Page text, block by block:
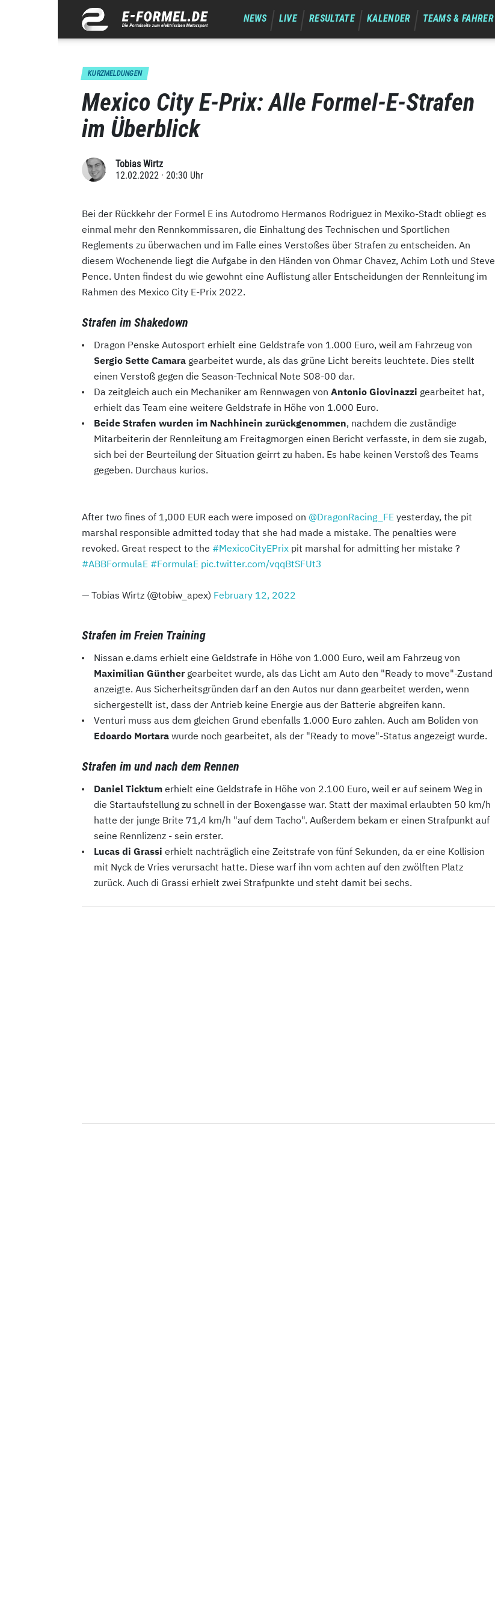
NEWS LIVE RESULTATE KALENDER TEAMS & FAHRER
KURZMELDUNGEN
Mexico City E-Prix: Alle Formel-E-Strafen
im Überblick
Tobias Wirtz
12.02.2022 · 20:30 Uhr
Bei der Rückkehr der Formel E ins Autodromo Hermanos Rodriguez in Mexiko-Stadt obliegt es
einmal mehr den Rennkommissaren, die Einhaltung des Technischen und Sportlichen
Reglements zu überwachen und im Falle eines Verstoßes über Strafen zu entscheiden. An
diesem Wochenende liegt die Aufgabe in den Händen von Ohmar Chavez, Achim Loth und Steve
Pence. Unten findest du wie gewohnt eine Auflistung aller Entscheidungen der Rennleitung im
Rahmen des Mexico City E-Prix 2022.
Strafen im Shakedown
Dragon Penske Autosport erhielt eine Geldstrafe von 1.000 Euro, weil am Fahrzeug von
Sergio Sette Camara gearbeitet wurde, als das grüne Licht bereits leuchtete. Dies stellt
einen Verstoß gegen die Season-Technical Note S08-00 dar.
Da zeitgleich auch ein Mechaniker am Rennwagen von Antonio Giovinazzi gearbeitet hat,
erhielt das Team eine weitere Geldstrafe in Höhe von 1.000 Euro.
Beide Strafen wurden im Nachhinein zurückgenommen, nachdem die zuständige
Mitarbeiterin der Rennleitung am Freitagmorgen einen Bericht verfasste, in dem sie zugab,
sich bei der Beurteilung der Situation geirrt zu haben. Es habe keinen Verstoß des Teams
gegeben. Durchaus kurios.
After two fines of 1,000 EUR each were imposed on @DragonRacing_FE yesterday, the pit
marshal responsible admitted today that she had made a mistake. The penalties were
revoked. Great respect to the #MexicoCityEPrix pit marshal for admitting her mistake ?
#ABBFormulaE #FormulaE pic.twitter.com/vqqBtSFUt3
— Tobias Wirtz (@tobiw_apex) February 12, 2022
Strafen im Freien Training
Nissan e.dams erhielt eine Geldstrafe in Höhe von 1.000 Euro, weil am Fahrzeug von
Maximilian Günthergearbeitet wurde, als das Licht am Auto den "Ready to move"-Zustand
anzeigte. Aus Sicherheitsgründen darf an den Autos nur dann gearbeitet werden, wenn
sichergestellt ist, dass der Antrieb keine Energie aus der Batterie abgreifen kann.
Venturi muss aus dem gleichen Grund ebenfalls 1.000 Euro zahlen. Auch am Boliden von
Edoardo Mortara wurde noch gearbeitet, als der "Ready to move"-Status angezeigt wurde.
Strafen im und nach dem Rennen
Daniel Ticktum erhielt eine Geldstrafe in Höhe von 2.100 Euro, weil er auf seinem Weg in
die Startaufstellung zu schnell in der Boxengasse war. Statt der maximal erlaubten 50 km/h
hatte der junge Brite 71,4 km/h "auf dem Tacho". Außerdem bekam er einen Strafpunkt auf
seine Rennlizenz - sein erster.
Lucas di Grassi erhielt nachträglich eine Zeitstrafe von fünf Sekunden, da er eine Kollision
mit Nyck de Vries verursacht hatte. Diese warf ihn vom achten auf den zwölften Platz
zurück. Auch di Grassi erhielt zwei Strafpunkte und steht damit bei sechs.